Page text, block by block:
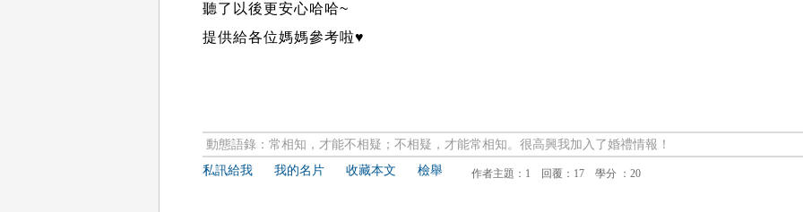
聽了以後更安心哈哈~
提供給各位媽媽參考啦♥
動態語錄：常相知，才能不相疑；不相疑，才能常相知。很高興我加入了婚禮情報！
私訊給我
我的名片 收藏本文 檢舉